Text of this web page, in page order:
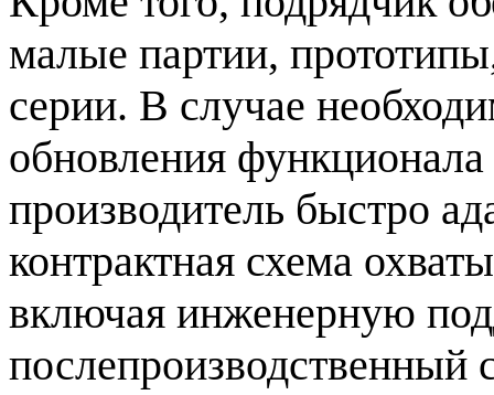
малые партии,
серии. В случае
обновления
производитель быстро
контрактная схема
включая инженерную
послепроизводственный